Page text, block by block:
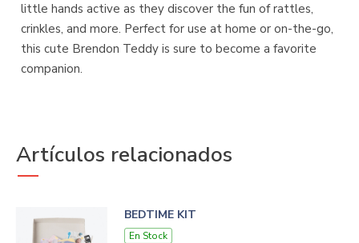
little hands active as they discover the fun of rattles,
crinkles, and more. Perfect for use at home or on-the-go,
this cute Brendon Teddy is sure to become a favorite
companion.
Artículos relacionados
BEDTIME KIT
En Stock